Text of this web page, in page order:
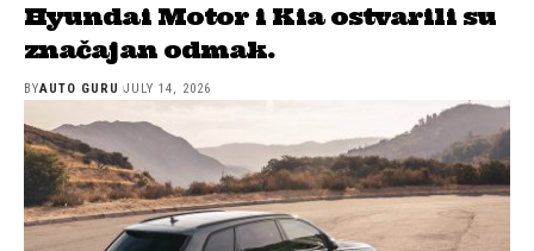
Hyundai Motor i Kia ostvarili su
značajan odmak.
BYAUTO GURU JULY 14, 2026